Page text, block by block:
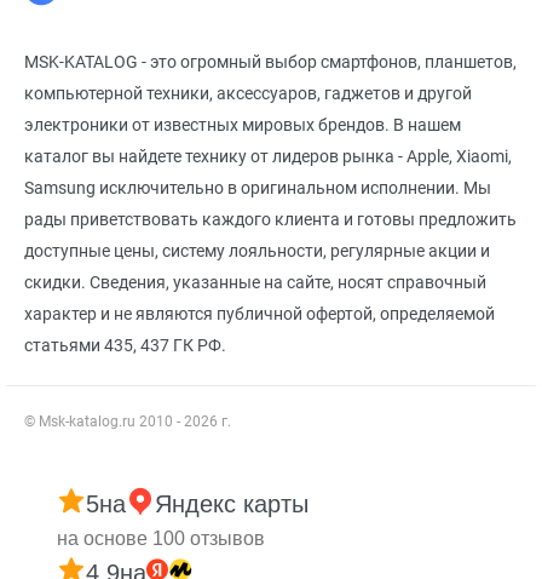
MSK-KATALOG - это огромный выбор смартфонов, планшетов,
компьютерной техники, аксессуаров, гаджетов и другой
электроники от известных мировых брендов. В нашем
каталог вы найдете технику от лидеров рынка - Apple, Xiaomi,
Samsung исключительно в оригинальном исполнении. Мы
рады приветствовать каждого клиента и готовы предложить
доступные цены, систему лояльности, регулярные акции и
скидки. Сведения, указанные на сайте, носят справочный
характер и не являются публичной офертой, определяемой
статьями 435, 437 ГК РФ.
© Msk-katalog.ru 2010 - 2026 г.
5на Яндекс карты
на основе 100 отзывов
4.9на